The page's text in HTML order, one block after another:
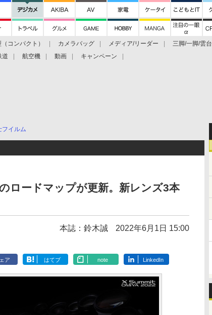
コンパクト） カメラバッグ メディア/リーダー 三脚/一脚/雲台
道 航空機 動画 キャンペーン
フイルム
ロードマップが更新。新レンズ3本
本誌：鈴木誠 2022年6月1日 15:00
ア はてブ note LinkedIn